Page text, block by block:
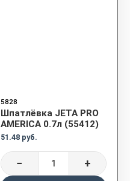
5828
Шпатлёвка JETA PRO
AMERICA 0.7л (55412)
51.48 руб.
− +